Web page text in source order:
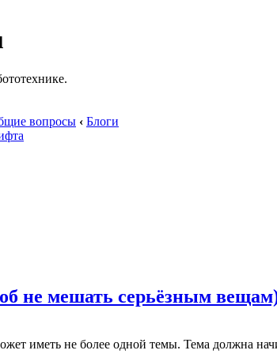
вопросы ‹ Блоги
не мешать серьёзным
иметь не более одной темы. Тема должна